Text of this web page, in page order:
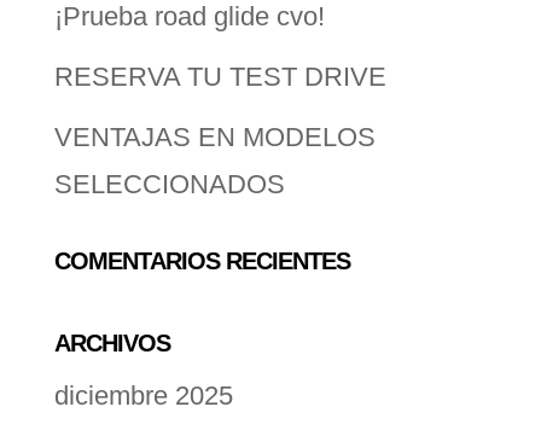
¡Prueba road glide cvo!
RESERVA TU TEST DRIVE
VENTAJAS EN MODELOS
SELECCIONADOS
COMENTARIOS RECIENTES
ARCHIVOS
diciembre 2025